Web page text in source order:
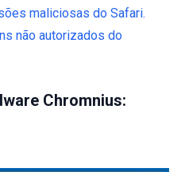
maliciosas do Safari.
não autorizados do
Chromnius: